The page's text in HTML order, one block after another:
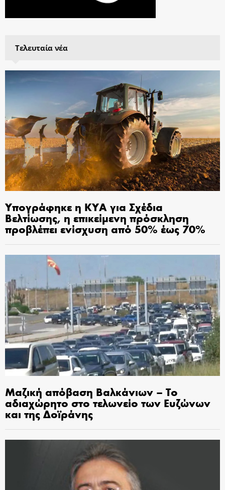
Τελευταία νέα
Υπογράφηκε η ΚΥΑ για Σχέδια
Βελτίωσης, η επικείμενη πρόσκληση
προβλέπει ενίσχυση από 50% έως 70%
Μαζική απόβαση Βαλκάνιων – Το
αδιαχώρητο στο τελωνείο των Ευζώνων
και της Δοϊράνης